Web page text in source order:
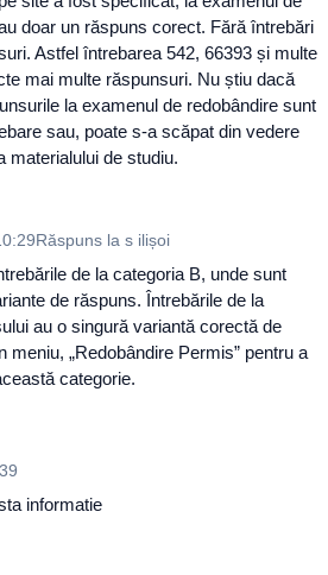
doar un răspuns corect. Fără întrebări
Astfel întrebarea 542, 66393 și multe
mai multe răspunsuri. Nu știu dacă
la examenul de redobândire sunt
sau, poate s-a scăpat din vedere
materialului de studiu.
Răspuns la s ilișoi
de la categoria B, unde sunt
de răspuns. Întrebările de la
au o singură variantă corectă de
meniu, „Redobândire Permis” pentru a
categorie.
informatie